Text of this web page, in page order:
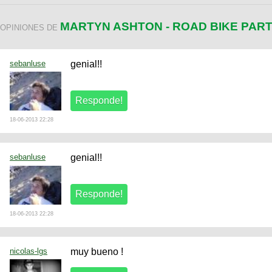
OPINIONES DE MARTYN ASHTON - ROAD BIKE
sebanluse
18-06-2013 22:28
genial!!
sebanluse
18-06-2013 22:28
genial!!
nicolas-lgs muy bueno !